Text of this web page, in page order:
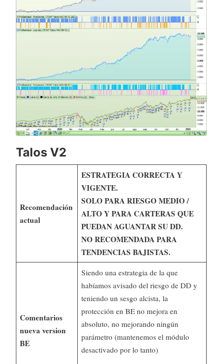
Talos V2
Recomendación
actual
ESTRATEGIA CORRECTA Y
VIGENTE.
SOLO PARA RIESGO MEDIO /
ALTO Y PARA CARTERAS QUE
PUEDAN AGUANTAR SU DD.
NO RECOMENDADA PARA
TENDENCIAS BAJISTAS.
Comentarios
nueva version
BE
Siendo una estrategia de la que
habíamos avisado del riesgo de DD y
teniendo un sesgo alcista, la
protección en BE no mejora en
absoluto, no mejorando ningún
parámetro (mantenemos el módulo
desactivado por lo tanto)